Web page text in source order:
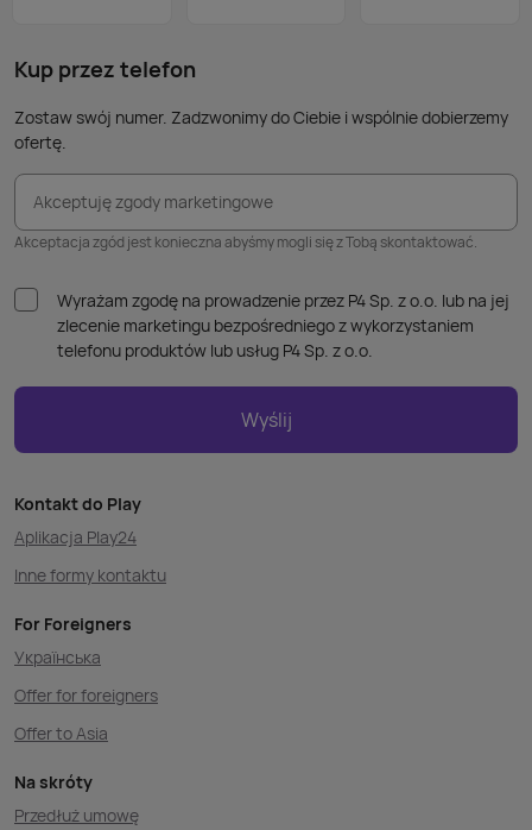
Kup przez telefon
Zostaw swój numer. Zadzwonimy do Ciebie i wspólnie dobierzemy
ofertę.
Akceptuję zgody marketingowe
Akceptacja zgód jest konieczna abyśmy mogli się z Tobą skontaktować.
Wyrażam zgodę na prowadzenie przez P4 Sp. z o.o. lub na jej
zlecenie marketingu bezpośredniego z wykorzystaniem
telefonu produktów lub usług P4 Sp. z o.o.
Wyślij
Kontakt do Play
Aplikacja Play24
Inne formy kontaktu
For Foreigners
Українська
Offer for foreigners
Offer to Asia
Na skróty
Przedłuż umowę